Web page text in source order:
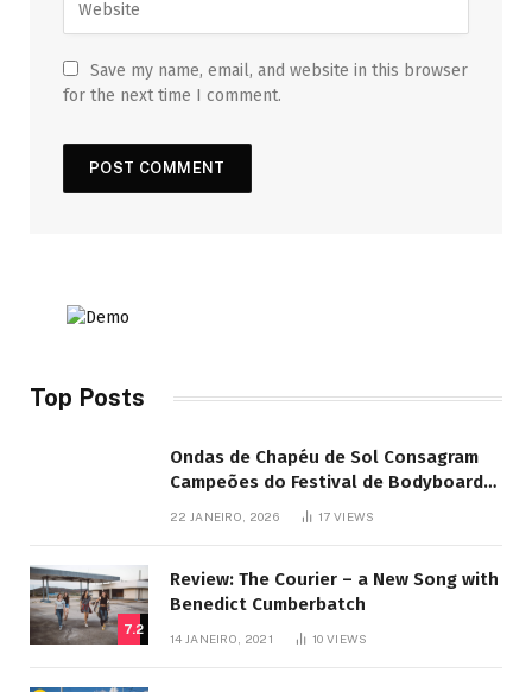
Save my name, email, and website in this browser
for the next time I comment.
Top Posts
Ondas de Chapéu de Sol Consagram
Campeões do Festival de Bodyboard
22 JANEIRO, 2026 17VIEWS
7.2
Review: The Courier – a New Song with
Benedict Cumberbatch
14 JANEIRO, 2021 10VIEWS